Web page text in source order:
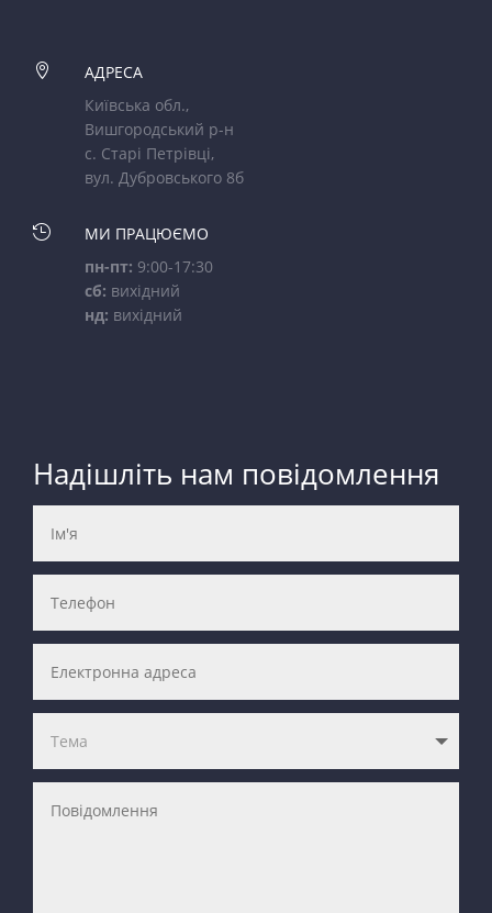

АДРЕСА
Київська обл.,
Вишгородський р-н
с. Старі Петрівці,
вул. Дубровського 8б

МИ ПРАЦЮЄМО
пн-пт: 9:00-17:30
сб: вихідний
нд: вихідний
Надішліть нам повідомлення